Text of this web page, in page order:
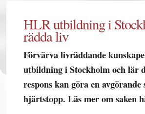
HLR utbildning i
rädda liv
Förvärva livräddande
utbildning i Stockholm och lär
respons kan göra en
hjärtstopp. Läs mer om saken